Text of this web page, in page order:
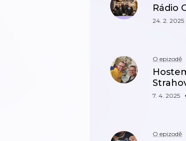
Rádio
24. 2. 2025
O epizodě
7. 4. 2025
O epizodě